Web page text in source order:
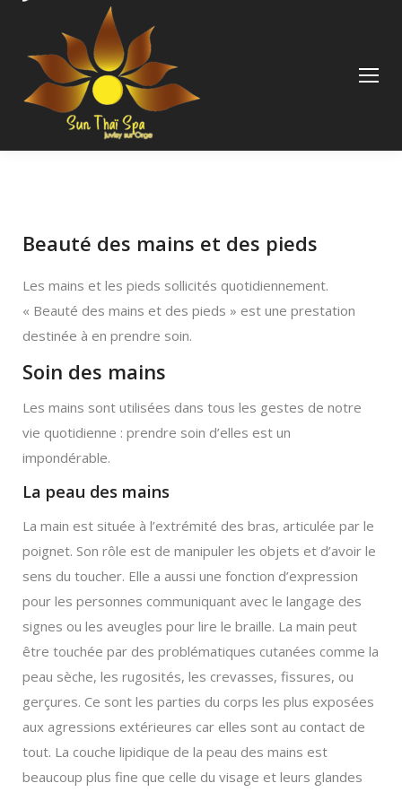
Beauté des mains et des pieds
Les mains et les pieds sollicités quotidiennement.
« Beauté des mains et des pieds » est une prestation
destinée à en prendre soin.
Soin des mains
Les mains sont utilisées dans tous les gestes de notre
vie quotidienne : prendre soin d’elles est un
impondérable.
La peau des mains
La main est située à l’extrémité des bras, articulée par le
poignet. Son rôle est de manipuler les objets et d’avoir le
sens du toucher. Elle a aussi une fonction d’expression
pour les personnes communiquant avec le langage des
signes ou les aveugles pour lire le braille. La main peut
être touchée par des problématiques cutanées comme la
peau sèche, les rugosités, les crevasses, fissures, ou
gerçures. Ce sont les parties du corps les plus exposées
aux agressions extérieures car elles sont au contact de
tout. La couche lipidique de la peau des mains est
beaucoup plus fine que celle du visage et leurs glandes